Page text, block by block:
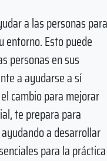
a las personas para
entorno. Esto puede
personas en sus
a ayudarse a sí
cambio para mejorar
te prepara para
a desarrollar
para la